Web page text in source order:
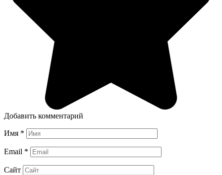
Добавить комментарий
Имя *
Email *
Сайт